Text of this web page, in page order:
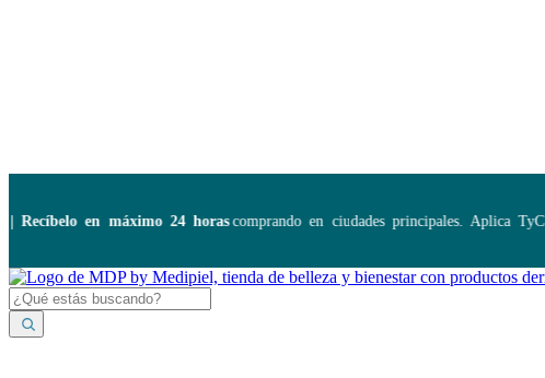
en máximo 24 horascomprando en ciudades principales. Aplica TyC